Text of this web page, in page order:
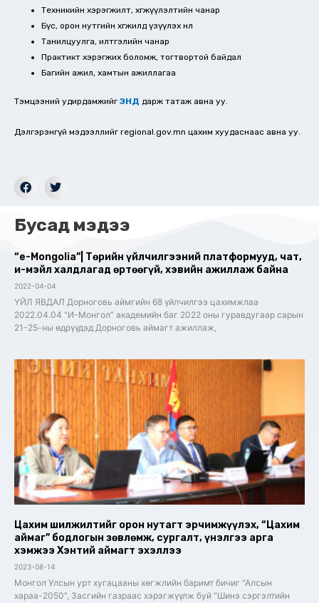
Техникийн хэрэгжилт, хөгжүүлэлтийн чанар
Бүс, орон нутгийн хөгжилд үзүүлэх нөлөө
Танилцуулга, илтгэлийн чанар
Практикт хэрэгжих боломж, тогтвортой байдал
Багийн ажил, хамтын ажиллагаа
Тэмцээний удирдамжийг ЭНД дарж татаж авна уу.
Дэлгэрэнгүй мэдээллийг regional.gov.mn цахим хуудаснаас авна уу.
Бусад мэдээ
“e-Mongolia”| Төрийн үйлчилгээний платформууд, чат,
и-мэйл халдлагад өртөөгүй, хэвийн ажиллаж байна
2022-04-04
ҮЙЛ ЯВДАЛ Дорноговь аймгийн 68 үйлчилгээ цахимжлаа
2022.04.04 “И-Монгол” академийн баг 2022 оны гуравдугаар сарын
21-25-ны өдрүүдэд Дорноговь аймагт ажиллаж,
Цахим шилжилтийг орон нутагт эрчимжүүлэх, “Цахим
аймаг” бодлогын зөвлөмж, сургалт, үнэлгээ арга
хэмжээ Хэнтий аймагт эхэллээ
2023-08-14
Монгол Улсын урт хугацааны хөгжлийн баримт бичиг “Алсын
хараа-2050”, Засгийн газраас хэрэгжүүлж буй “Шинэ сэргэлтийн